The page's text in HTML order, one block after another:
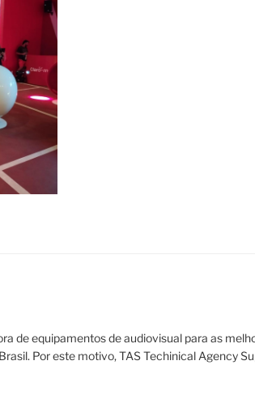
de equipamentos de audiovisual para as
Por este motivo, TAS Techinical Agency